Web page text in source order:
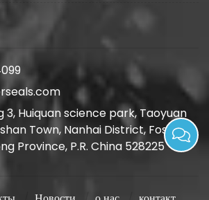
3, Huiquan science park, Taoyuan
Town, Nanhai District, Foshan
Province, P.R. China 528225